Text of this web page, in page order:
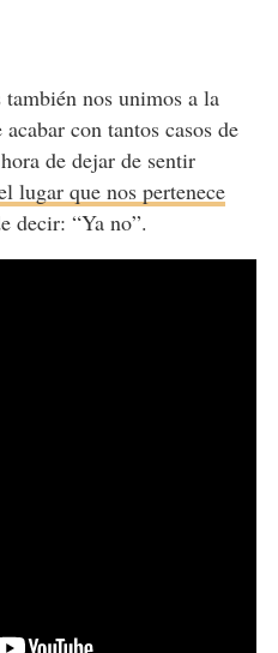
nos unimos a la
con tantos casos de
de dejar de sentir
lugar que nos pertenece
decir: “Ya no”.